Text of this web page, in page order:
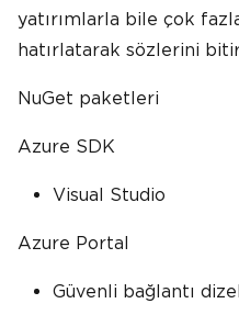
yatırımlarla bile çok
hatırlatarak sözlerini
NuGet paketleri
Azure SDK
Visual Studio
Azure Portal
Güvenli bağlantı